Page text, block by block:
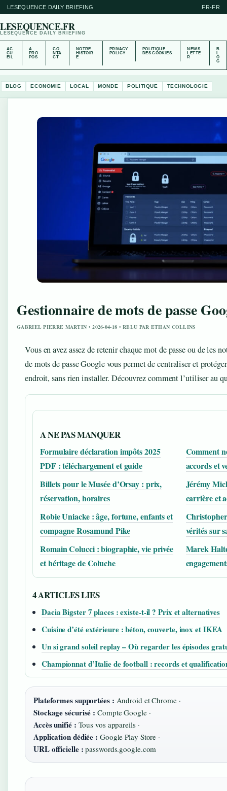
LESEQUENCE DAILY BRIEFING FR-FR
LESEQUENCE.FR
LESEQUENCE DAILY BRIEFING
AC
CU
EIL
A
PRO
POS
CO
NTA
CT
NOTRE
HISTOIR
E
PRIVACY
POLICY
POLITIQUE
DES COOKIES
NEWS
LETTE
R
B
L
O
G
BLOG ECONOMIE LOCAL MONDE POLITIQUE TECHNOLOGIE
Gestionnaire de mots de passe
GABRIEL PIERRE MARTIN • 2026-04-18 • RELU PAR ETHAN COLLINS
Vous en avez assez de retenir chaque mot de passe ou de les
de mots de passe Google vous permet de centraliser et
endroit, sans rien installer. Découvrez comment l’utiliser au
A NE PAS MANQUER
Formulaire déclaration impôts 2025
PDF : téléchargement et guide
Comment
accords et
Billets pour le Musée d’Orsay : prix,
réservation, horaires
Jérémy
carrière et
Robie Uniacke : âge, fortune, enfants et
compagne Rosamund Pike
vérités sur
Romain Colucci : biographie, vie privée
et héritage de Coluche
Marek
4 ARTICLES LIES
Dacia Bigster 7 places : existe-t-il ? Prix et alternatives
Cuisine d’été extérieure : béton, couverte, inox et IKEA
Un si grand soleil replay – Où regarder les épisodes
Championnat d’Italie de football : records et
Plateformes supportées : Android et Chrome ·
Stockage sécurisé : Compte Google ·
Accès unifié : Tous vos appareils ·
Application dédiée : Google Play Store ·
URL officielle : passwords.google.com